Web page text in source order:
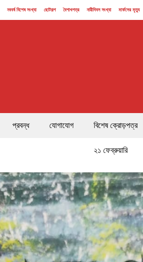
নববর্ষ বিশেষ সংখ্যা ছোটগল্প বৈশাখপত্র নারীদিবস সংখ্যা মার্কসের মৃত্যু
প্রবন্ধ যোগাযোগ বিশেষ ক্রোড়পত্র
২১ ফেব্রুয়ারি